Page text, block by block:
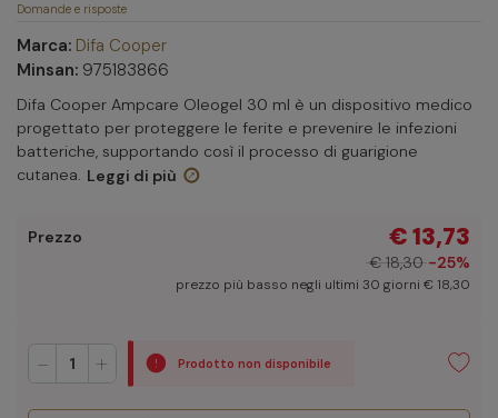
Domande e risposte
Marca: Difa Cooper
Minsan: 975183866
Difa Cooper Ampcare Oleogel 30 ml è un dispositivo medico
progettato per proteggere le ferite e prevenire le infezioni
batteriche, supportando così il processo di guarigione
cutanea. Leggi di più
€ 13,73
€ 18,30 -25%
Prezzo
prezzo più basso negli ultimi 30 giorni € 18,30
- + Prodotto non disponibile